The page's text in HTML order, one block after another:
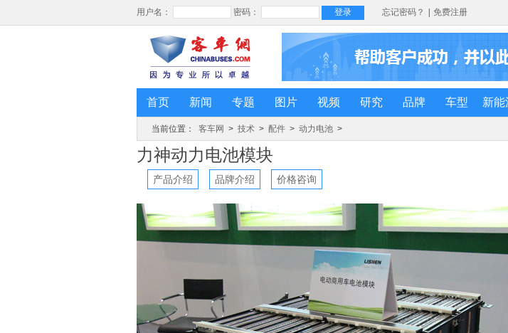
首页 新闻 专题 图片 视频 研究 品牌 车型 新能
当前位置： 客车网 > 技术 > 配件 > 动力电池 >
力神动力电池模块
产品介绍 品牌介绍 价格咨询